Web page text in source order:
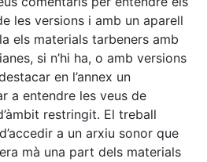
les versions i amb un aparell
els materials tarbeners amb
si n’hi ha, o amb versions
en l’annex un
a entendre les veus de
restringit. El treball
a un arxiu sonor que
mà una part dels materials